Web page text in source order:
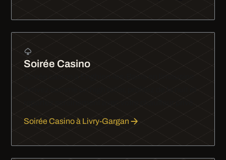
Soirée Casino
Soirée Casino à Livry-Gargan